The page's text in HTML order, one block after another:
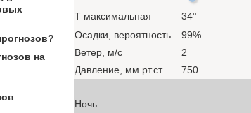
T максимальная 34°
Осадки, вероятность
99%
Ветер, м/с
2
Давление, мм рт.ст
750
Ночь
на